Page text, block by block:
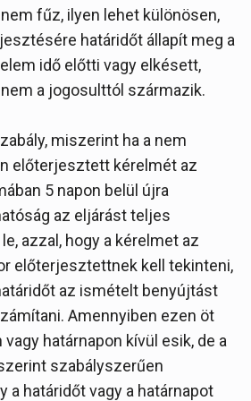
fűz, ilyen lehet különösen,
határidőt állapít meg a
idő előtti vagy elkésett,
a jogosulttól származik.
miszerint ha a nem
előterjesztett kérelmét az
5 napon belül újra
az eljárást teljes
azzal, hogy a kérelmet az
előterjesztettnek kell tekinteni,
az ismételt benyújtást
Amennyiben ezen öt
vagy határnapon kívül esik, de a
szabályszerűen
a határidőt vagy a határnapot